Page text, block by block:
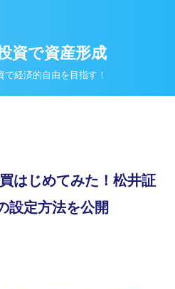
資で資産形成
経済的自由を目指す！
はじめてみた！松井証
設定方法を公開